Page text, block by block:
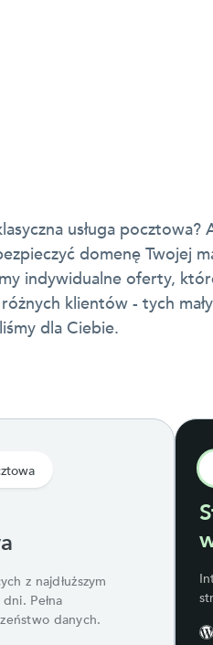
usługa pocztowa?
domenę Twojej
indywidualne oferty,
klientów - tych
dla Ciebie.
z najdłuższym
Pełna
danych.